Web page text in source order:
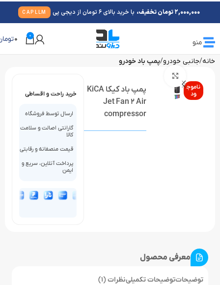
منو
0
0
خانه جانبی خودرو پمپ باد خودرو
ناموج
ود
پمپ باد کیکا KiCA
Jet Fan 2 Air
compressor
خرید راحت و اقساطی
ارسال توسط فروشگاه
گارانتی اصالت و سلامت
کالا
قیمت منصفانه و رقابتی
پرداخت آنلاین، سریع و
ایمن
معرفی محصول
توضیحاتتوضیحات تکمیلینظرات (1)
2,000,000 تومان تخفیف، با خرید بالای 6 تومان از دیجی پی CAPLLM